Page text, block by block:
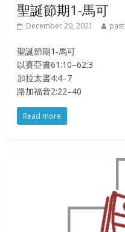
聖誕節期1-馬可
December 20, 2021
聖誕節期1-馬可
以賽亞書61:10–62:3
加拉太書4:4–7
路加福音2:22–40
Read more